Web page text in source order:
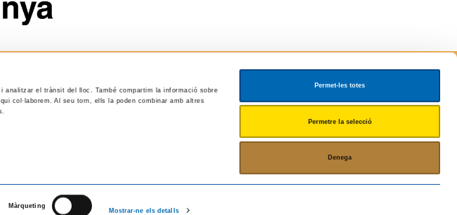
el trànsit del lloc. També compartim la informació sobre
col·laborem. Al seu torn, ells la poden combinar amb altres
Màrqueting
Mostrar-ne els detalls
Permet-les totes
Permetre la selecció
Denega
Calendari publicacions